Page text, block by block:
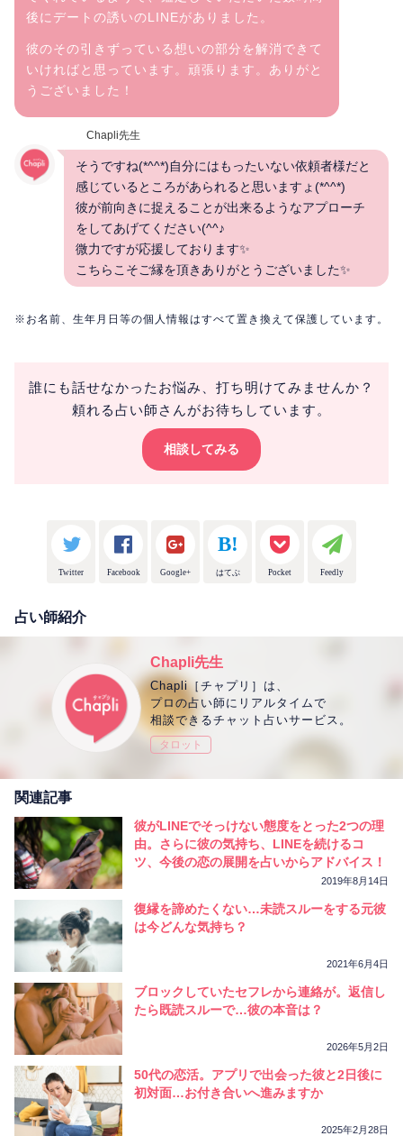
後にデートの誘いのLINEがありました。
彼のその引きずっている想いの部分を解消できて
いければと思っています。頑張ります。ありがと
うございました！
Chapli先生
そうですね(*^^*)自分にはもったいない依頼者様だと
感じているところがあられると思いますょ(*^^*)
彼が前向きに捉えることが出来るようなアプローチ
をしてあげてください(^^♪
微力ですが応援しております✨
こちらこそご縁を頂きありがとうございました✨
※お名前、生年月日等の個人情報はすべて置き換えて保護しています。
誰にも話せなかったお悩み、打ち明けてみませんか？
頼れる占い師さんがお待ちしています。
相談してみる
Twitter Facebook Google+ はてぶ Pocket Feedly
占い師紹介
Chapli先生
Chapli［チャプリ］は、
プロの占い師にリアルタイムで
相談できるチャット占いサービス。
タロット
関連記事
彼がLINEでそっけない態度をとった2つの理
由。さらに彼の気持ち、LINEを続けるコ
ツ、今後の恋の展開を占いからアドバイス！
2019年8月14日
復縁を諦めたくない…未読スルーをする元彼
は今どんな気持ち？
2021年6月4日
ブロックしていたセフレから連絡が。返信し
たら既読スルーで…彼の本音は？
2026年5月2日
50代の恋活。アプリで出会った彼と2日後に
初対面…お付き合いへ進みますか
2025年2月28日